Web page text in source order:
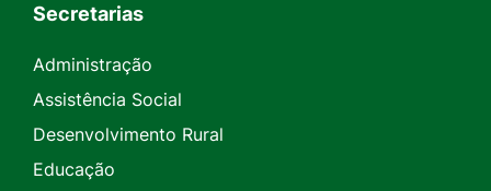
Secretarias
Administração
Assistência Social
Desenvolvimento Rural
Educação